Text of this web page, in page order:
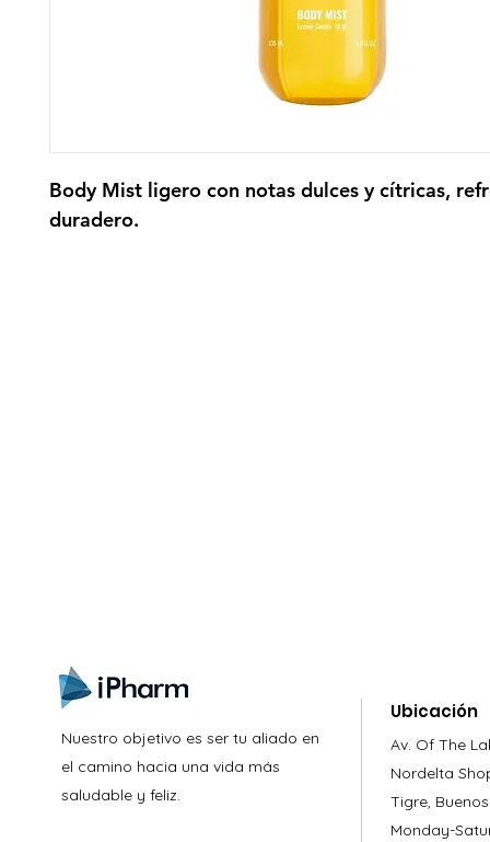
Body Mist ligero con notas dulces y cítricas,
duradero.
Nuestro objetivo es ser tu aliado en
el camino hacia una vida más
saludable y feliz.
Ubicación
Av. Of The
Nordelta
Tigre,
Monday-